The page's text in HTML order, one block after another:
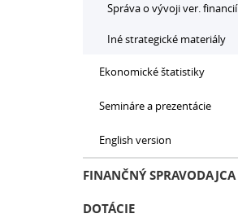
Správa o vývoji ver. financií
Iné strategické materiály
Ekonomické štatistiky
Semináre a prezentácie
English version
FINANČNÝ SPRAVODAJCA
DOTÁCIE